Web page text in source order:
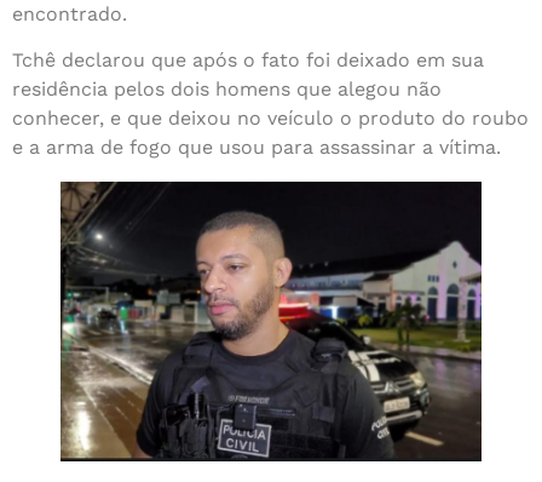
encontrado.
Tchê declarou que após o fato foi deixado em sua
residência pelos dois homens que alegou não
conhecer, e que deixou no veículo o produto do roubo
e a arma de fogo que usou para assassinar a vítima.